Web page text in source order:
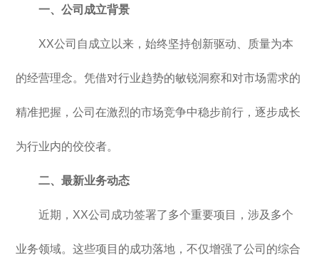
一、公司成立背景
XX公司自成立以来，始终坚持创新驱动、质量为本
的经营理念。凭借对行业趋势的敏锐洞察和对市场需求的
精准把握，公司在激烈的市场竞争中稳步前行，逐步成长
为行业内的佼佼者。
二、最新业务动态
近期，XX公司成功签署了多个重要项目，涉及多个
业务领域。这些项目的成功落地，不仅增强了公司的综合